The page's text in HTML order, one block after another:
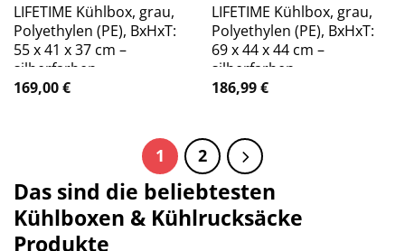
LIFETIME Kühlbox, grau,
Polyethylen (PE), BxHxT:
55 x 41 x 37 cm –
silberfarben
169,00€
LIFETIME Kühlbox, grau,
Polyethylen (PE), BxHxT:
69 x 44 x 44 cm –
silberfarben
186,99€
1 2
Das sind die beliebtesten
Kühlboxen & Kühlrucksäcke
Produkte